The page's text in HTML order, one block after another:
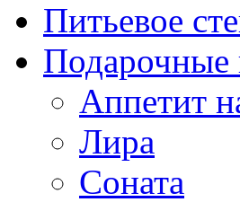
Питьевое
Подарочные
Аппетит
Лира
Соната